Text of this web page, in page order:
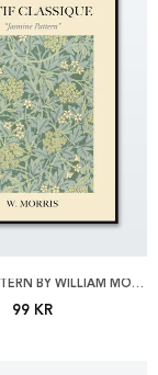
JASMINE PATTERN BY WILLIAM MORRIS 21X30 PLAKAT
99 KR